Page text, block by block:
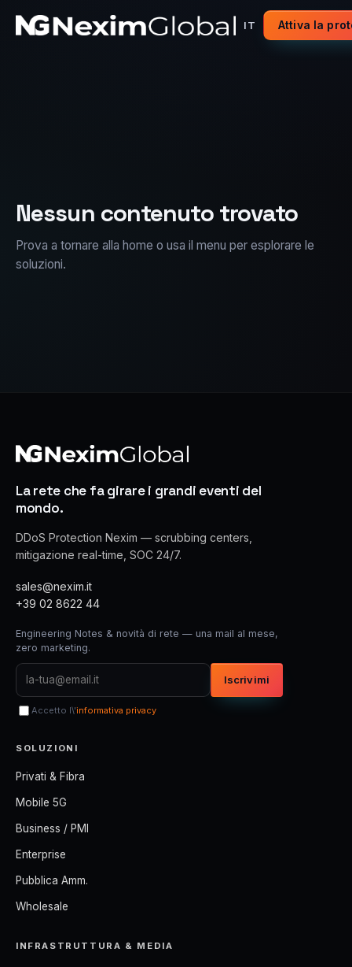
IT Attiva la
Nessun contenuto trovato
Prova a tornare alla home o usa il menu per esplorare le
soluzioni.
La rete che fa girare i grandi eventi del
mondo.
DDoS Protection Nexim — scrubbing centers,
mitigazione real-time, SOC 24/7.
sales@nexim.it
+39 02 8622 44
Engineering Notes & novità di rete — una mail al mese,
zero marketing.
Iscrivimi
Accetto l\'informativa privacy
SOLUZIONI
Privati & Fibra
Mobile 5G
Business / PMI
Enterprise
Pubblica Amm.
Wholesale
INFRASTRUTTURA & MEDIA